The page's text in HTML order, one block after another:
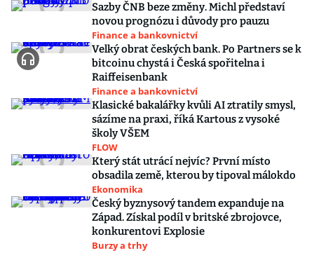
Sazby ČNB beze změny. Michl představí
novou prognózu i důvody pro pauzu
Finance a bankovnictví
Velký obrat českých bank. Po Partners se k
bitcoinu chystá i Česká spořitelna i
Raiffeisenbank
Finance a bankovnictví
Klasické bakalářky kvůli AI ztratily smysl,
sázíme na praxi, říká Kartous z vysoké
školy VŠEM
FLOW
Který stát utrácí nejvíc? První místo
obsadila země, kterou by tipoval málokdo
Ekonomika
Český byznysový tandem expanduje na
Západ. Získal podíl v britské zbrojovce,
konkurentovi Explosie
Burzy a trhy